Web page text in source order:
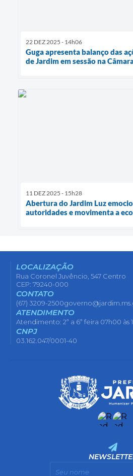
22 DEZ 2025 - 14h06
Guga apresenta balanço das
de Jardim em sessão na
11 DEZ 2025 - 15h28
Abertura do Jardim Luz
autoridades e movimenta a
LOCALIZAÇÃO
Rua Coronel Juvêncio, 547 Centro
CEP: 79240-000
CONTATO
(67) 3209-2500
ATENDIMENTO
Atendimento: 2ª a 6ª feira 07h00 às
CNPJ
03.162.047/0001-40